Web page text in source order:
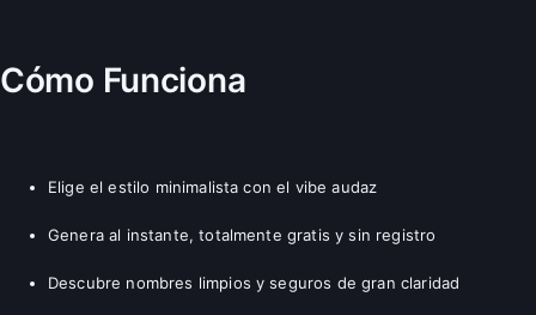
Cómo Funciona
Elige el estilo minimalista con el vibe audaz
Genera al instante, totalmente gratis y sin registro
Descubre nombres limpios y seguros de gran claridad